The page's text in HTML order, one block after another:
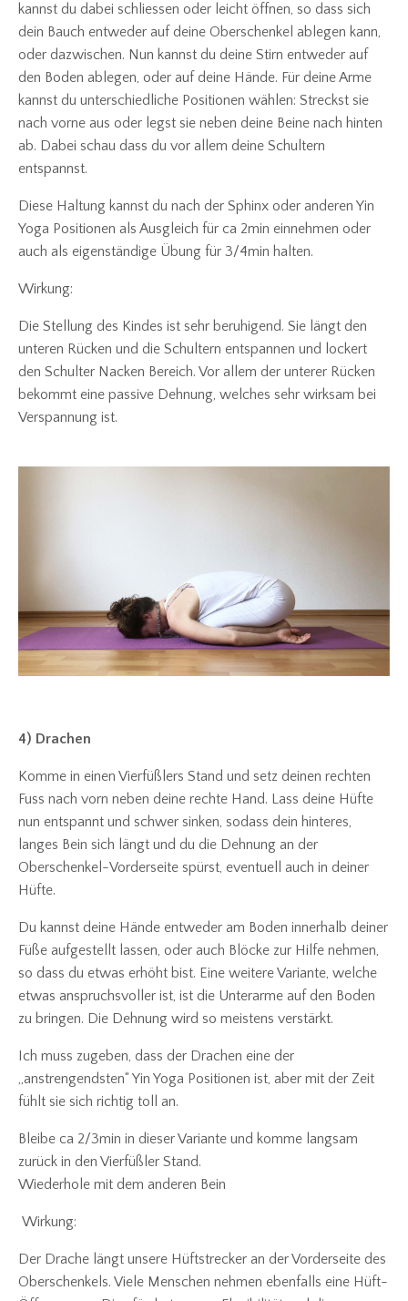
kannst du dabei schliessen oder leicht öffnen, so dass sich
dein Bauch entweder auf deine Oberschenkel ablegen kann,
oder dazwischen. Nun kannst du deine Stirn entweder auf
den Boden ablegen, oder auf deine Hände. Für deine Arme
kannst du unterschiedliche Positionen wählen: Streckst sie
nach vorne aus oder legst sie neben deine Beine nach hinten
ab. Dabei schau dass du vor allem deine Schultern
entspannst.
Diese Haltung kannst du nach der Sphinx oder anderen Yin
Yoga Positionen als Ausgleich für ca 2min einnehmen oder
auch als eigenständige Übung für 3/4min halten.
Wirkung:
Die Stellung des Kindes ist sehr beruhigend. Sie längt den
unteren Rücken und die Schultern entspannen und lockert
den Schulter Nacken Bereich. Vor allem der unterer Rücken
bekommt eine passive Dehnung, welches sehr wirksam bei
Verspannung ist.
4) Drachen
Komme in einen Vierfüßlers Stand und setz deinen rechten
Fuss nach vorn neben deine rechte Hand. Lass deine Hüfte
nun entspannt und schwer sinken, sodass dein hinteres,
langes Bein sich längt und du die Dehnung an der
Oberschenkel-Vorderseite spürst, eventuell auch in deiner
Hüfte.
Du kannst deine Hände entweder am Boden innerhalb deiner
Füße aufgestellt lassen, oder auch Blöcke zur Hilfe nehmen,
so dass du etwas erhöht bist. Eine weitere Variante, welche
etwas anspruchsvoller ist, ist die Unterarme auf den Boden
zu bringen. Die Dehnung wird so meistens verstärkt.
Ich muss zugeben, dass der Drachen eine der
„anstrengendsten“ Yin Yoga Positionen ist, aber mit der Zeit
fühlt sie sich richtig toll an.
Bleibe ca 2/3min in dieser Variante und komme langsam
zurück in den Vierfüßler Stand.
Wiederhole mit dem anderen Bein
Wirkung:
Der Drache längt unsere Hüftstrecker an der Vorderseite des
Oberschenkels. Viele Menschen nehmen ebenfalls eine Hüft-